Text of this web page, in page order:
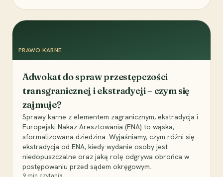
PRAWO KARNE
Adwokat do spraw przestępczości
transgranicznej i ekstradycji – czym się
zajmuje?
Sprawy karne z elementem zagranicznym, ekstradycja i
Europejski Nakaz Aresztowania (ENA) to wąska,
sformalizowana dziedzina. Wyjaśniamy, czym różni się
ekstradycja od ENA, kiedy wydanie osoby jest
niedopuszczalne oraz jaką rolę odgrywa obrońca w
postępowaniu przed sądem okręgowym.